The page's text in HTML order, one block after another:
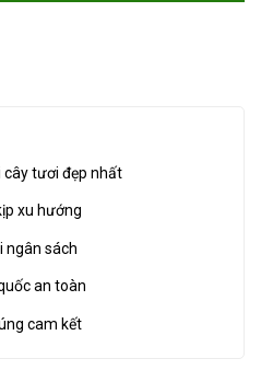
cây tươi đẹp nhất
xu hướng
ngân sách
an toàn
cam kết